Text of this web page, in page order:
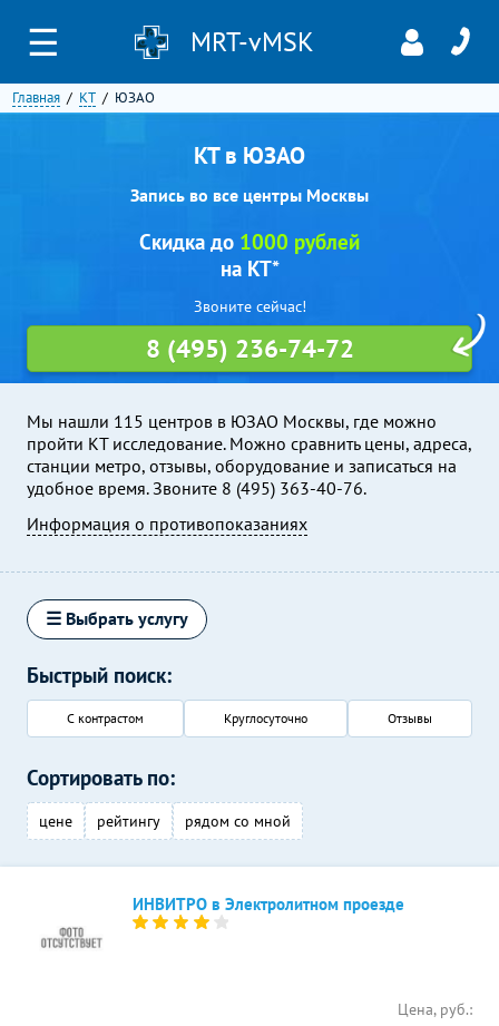
☰ MRT-vMSK
Главная КТ ЮЗАО
КТ в ЮЗАО
Запись во все центры Москвы
Мы нашли 115 центров в ЮЗАО Москвы, где можно
пройти КТ исследование. Можно сравнить цены, адреса,
станции метро, отзывы, оборудование и записаться на
удобное время. Звоните 8 (495) 363-40-76.
Информация о противопоказаниях
Скидка до 1000 рублей
на КТ*
Звоните сейчас!
8 (495) 236-74-72
☰ Выбрать услугу
Быстрый поиск:
С контрастом Круглосуточно Отзывы
Сортировать по:
цене рейтингу рядом со мной
ИНВИТРО в Электролитном проезде
Цена, руб.: